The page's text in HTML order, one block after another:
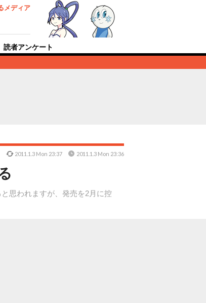
メディア
読者アンケート
思われますが、発売を2月に控
2011.1.3 Mon 23:37 2011.1.3 Mon 23:36